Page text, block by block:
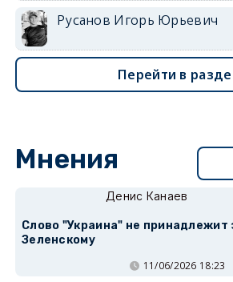
Русанов Игорь Юрьевич
Перейти в
Мнения
Денис Канаев
Слово "Украина" не принадлежит
Зеленскому
11/06/2026 18:23